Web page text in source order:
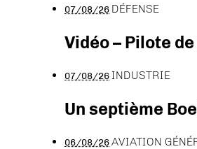
07/08/26 DÉFENSE
Vidéo – Pilote
07/08/26INDUSTRIE
Un septième
06/08/26AVIATION